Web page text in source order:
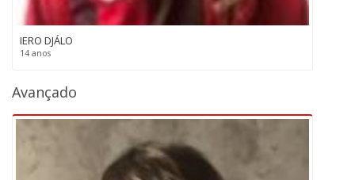
IERO DJÁLO
14 anos
Avançado